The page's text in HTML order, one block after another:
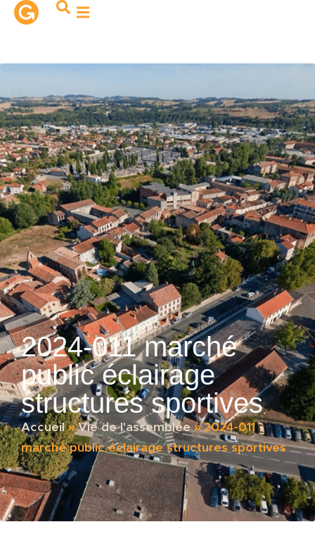
principal
2024-011 marché
public éclairage
structures sportives
Accueil»Vie de l'assemblée»2024-011
marché public éclairage structures sportives